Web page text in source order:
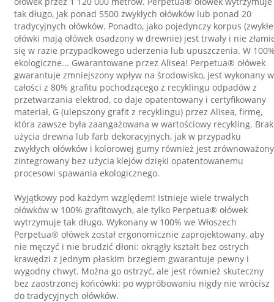
tak długo, jak ponad 5500 zwykłych ołówków lub ponad 20
tradycyjnych ołówków. Ponadto, jako pojedynczy korpus (zwykłe
ołówki mają ołówek osadzony w drewnie) jest trwały i nie
się w razie przypadkowego uderzenia lub upuszczenia. W
ekologiczne... Gwarantowane przez Alisea! Perpetua® ołówek
gwarantuje zmniejszony wpływ na środowisko, jest wykonany w
całości z 80% grafitu pochodzącego z recyklingu odpadów z
przetwarzania elektrod, co daje opatentowany i certyfikowany
materiał, G (ulepszony grafit z recyklingu) przez Alisea, firmę,
która zawsze była zaangażowana w wartościowy recykling. Brak
użycia drewna lub farb dekoracyjnych, jak w przypadku
zwykłych ołówków i kolorowej gumy również jest
zintegrowany bez użycia klejów dzięki opatentowanemu
procesowi spawania ekologicznego.
Wyjątkowy pod każdym względem! Istnieje wiele trwałych
ołówków w 100% grafitowych, ale tylko Perpetua® ołówek
wytrzymuje tak długo. Wykonany w 100% we Włoszech
Perpetua® ołówek został ergonomicznie zaprojektowany, aby
nie męczyć i nie brudzić dłoni: okrągły kształt bez ostrych
krawędzi z jednym płaskim brzegiem gwarantuje pewny i
wygodny chwyt. Można go ostrzyć, ale jest również skuteczny
bez zaostrzonej końcówki: po wypróbowaniu nigdy nie wrócisz
do tradycyjnych ołówków.